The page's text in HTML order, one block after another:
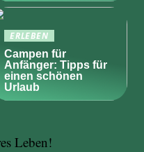
ERLEBEN
Campen für
Anfänger: Tipps für
einen schönen
Urlaub
Leben!